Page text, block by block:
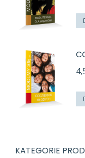
KATEGORIE